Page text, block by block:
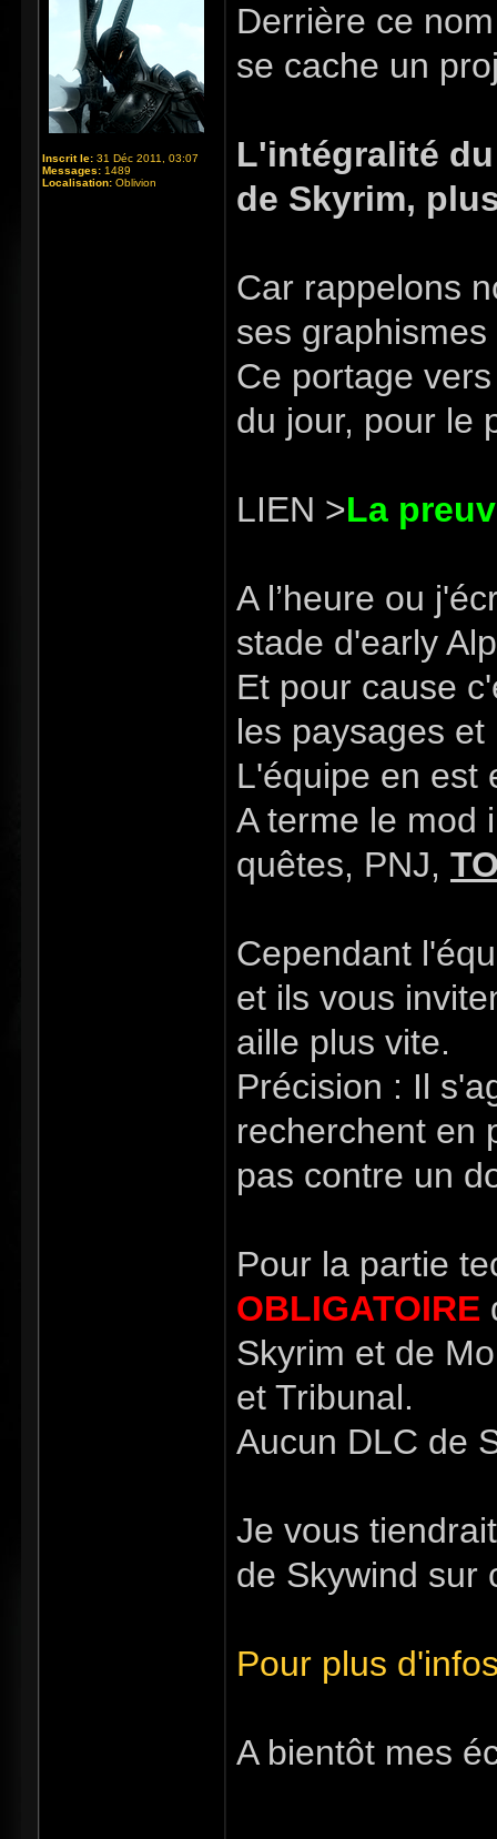
Inscrit le: 31 Déc 2011, 03:07
Messages: 1489
Localisation: Oblivion
Derrière ce
se cache un
L'intégralité
de Skyrim,
Car rappelons
ses
Ce portage
du jour, pour le
LIEN >La
A l’heure ou
stade d'early
Et pour cause
les paysages
L'équipe en est
A terme le mod
quêtes, PNJ,
Cependant
et ils vous
aille plus vite.
Précision : Il
recherchent en
pas contre un
Pour la partie
OBLIGATOIRE
Skyrim et de
et Tribunal.
Aucun DLC de
Je vous
de Skywind sur
Pour plus
A bientôt mes